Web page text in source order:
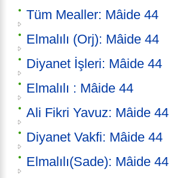
Tüm Mealler: Mâide 44
Elmalılı (Orj): Mâide 44
Diyanet İşleri: Mâide 44
Elmalılı : Mâide 44
Ali Fikri Yavuz: Mâide 44
Diyanet Vakfi: Mâide 44
Elmalılı(Sade): Mâide 44